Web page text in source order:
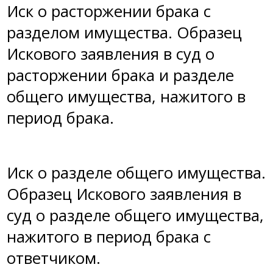
Иск о расторжении брака с
разделом имущества. Образец
Искового заявления в суд о
расторжении брака и разделе
общего имущества, нажитого в
период брака.
Иск о разделе общего имущества.
Образец Искового заявления в
суд о разделе общего имущества,
нажитого в период брака с
ответчиком.